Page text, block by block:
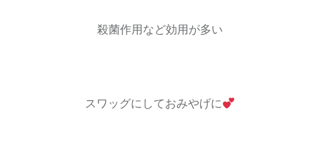
殺菌作用など効用が多い
スワッグにしておみやげに